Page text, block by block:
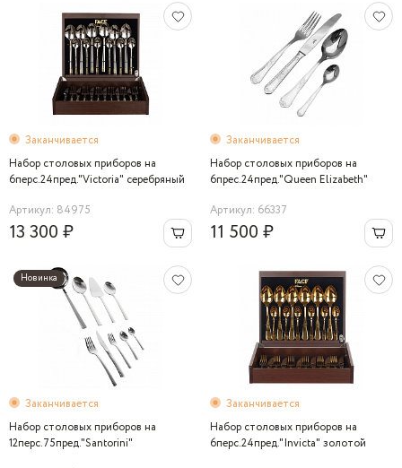
Заканчивается
Набор столовых приборов на
6перс.24пред."Victoria" серебряный
Артикул: 84975
13 300 ₽
Заканчивается
Набор столовых приборов на
6прес.24пред."Queen Elizabeth"
Артикул: 66337
11 500 ₽
Новинка
Заканчивается
Набор столовых приборов на
12перс.75пред."Santorini"
Заканчивается
Набор столовых приборов на
6перс.24пред."Invicta" золотой